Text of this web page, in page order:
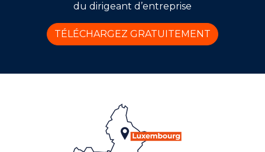
du dirigeant d’entreprise
TÉLÉCHARGEZ GRATUITEMENT